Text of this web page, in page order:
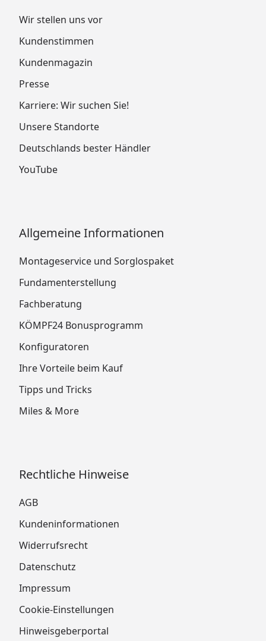
Wir stellen uns vor
Kundenstimmen
Kundenmagazin
Presse
Karriere: Wir suchen Sie!
Unsere Standorte
Deutschlands bester Händler
YouTube
Allgemeine Informationen
Montageservice und Sorglospaket
Fundamenterstellung
Fachberatung
KÖMPF24 Bonusprogramm
Konfiguratoren
Ihre Vorteile beim Kauf
Tipps und Tricks
Miles & More
Rechtliche Hinweise
AGB
Kundeninformationen
Widerrufsrecht
Datenschutz
Impressum
Cookie-Einstellungen
Hinweisgeberportal